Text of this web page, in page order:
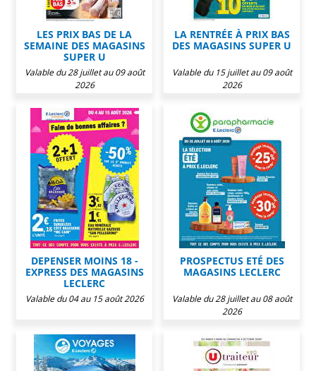
LES PRIX BAS DE LA
SEMAINE DES MAGASINS
SUPER U
Valable du 28 juillet au 09 août
2026
LA RENTRÉE À PRIX BAS
DES MAGASINS SUPER U
Valable du 15 juillet au 09 août
2026
DEPENSER MOINS 18 -
EXPRESS DES MAGASINS
LECLERC
Valable du 04 au 15 août 2026
PROSPECTUS ETÉ DES
MAGASINS LECLERC
Valable du 28 juillet au 08 août
2026